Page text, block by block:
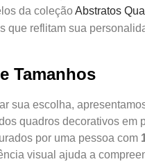
da coleçãoAbstratos
que reflitam sua
Tamanhos
sua escolha,
quadros decorativos em
por uma pessoa com
visual ajuda a